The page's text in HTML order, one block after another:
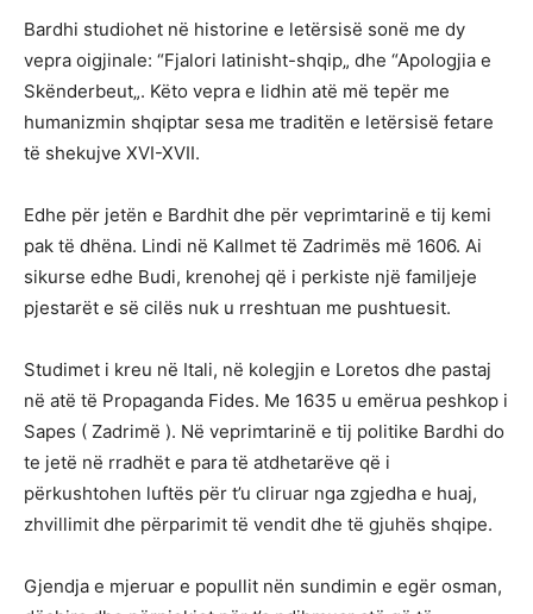
Bardhi studiohet në historine e letërsisë sonë me dy
vepra oigjinale: “Fjalori latinisht-shqip„ dhe “Apologjia e
Skënderbeut„. Këto vepra e lidhin atë më tepër me
humanizmin shqiptar sesa me traditën e letërsisë fetare
të shekujve XVI-XVII.
Edhe për jetën e Bardhit dhe për veprimtarinë e tij kemi
pak të dhëna. Lindi në Kallmet të Zadrimës më 1606. Ai
sikurse edhe Budi, krenohej që i perkiste një familjeje
pjestarët e së cilës nuk u rreshtuan me pushtuesit.
Studimet i kreu në Itali, në kolegjin e Loretos dhe pastaj
në atë të Propaganda Fides. Me 1635 u emërua peshkop i
Sapes ( Zadrimë ). Në veprimtarinë e tij politike Bardhi do
te jetë në rradhët e para të atdhetarëve që i
përkushtohen luftës për t’u cliruar nga zgjedha e huaj,
zhvillimit dhe përparimit të vendit dhe të gjuhës shqipe.
Gjendja e mjeruar e popullit nën sundimin e egër osman,